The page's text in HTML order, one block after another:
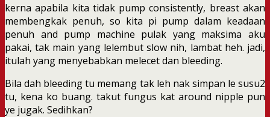
kerna apabila kita tidak pump consistently, breast akan
membengkak penuh, so kita pi pump dalam keadaan
penuh and pump machine pulak yang maksima aku
pakai, tak main yang lelembut slow nih, lambat heh. jadi,
itulah yang menyebabkan melecet dan bleeding.
Bila dah bleeding tu memang tak leh nak simpan le susu2
tu, kena ko buang. takut fungus kat around nipple pun
ye jugak. Sedihkan?